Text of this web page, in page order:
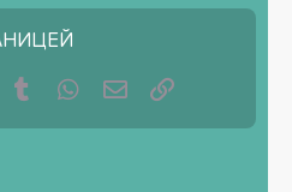
PinterestTumblr WhatsAppЭлектронная почта